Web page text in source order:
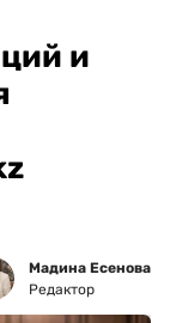
и
Мадина Есенова
Редактор